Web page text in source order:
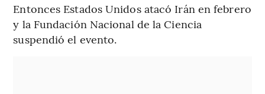
Entonces Estados Unidos atacó Irán en febrero
y la Fundación Nacional de la Ciencia
suspendió el evento.